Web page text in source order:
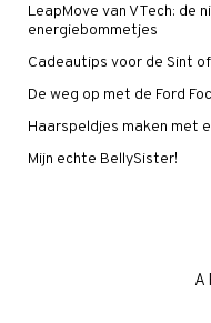
LeapMove van VTech: de
energiebommetjes
Cadeautips voor de Sint
De weg op met de Ford
Haarspeldjes maken met
Mijn echte BellySister!